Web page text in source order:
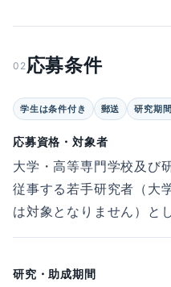
02 応募条件
学生は条件付き 郵送 研究期
応募資格・対象者
大学・高等専門学校及び
従事する若手研究者（大
は対象となりません）と
研究・助成期間